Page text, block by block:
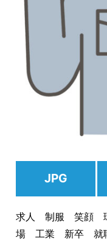
JPG
求人 制服 笑顔
場 工業 新卒 就
有